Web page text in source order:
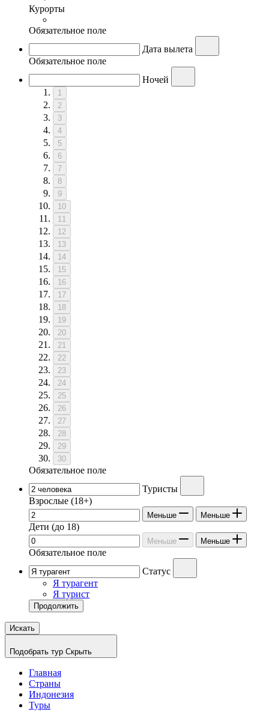
Курорты
Обязательное поле
Дата вылета
Обязательное поле
Ночей
1
2
3
4
5
6
7
8
9
10
11
12
13
14
15
16
17
18
19
20
21
22
23
24
25
26
27
28
29
30
Обязательное поле
Туристы
Взрослые (18+)
Меньше Меньше
Дети (до 18)
Меньше Меньше
Обязательное поле
Статус
Я турагент
Я турист
Продолжить
Искать
Подобрать тур Скрыть
Главная
Страны
Индонезия
Туры